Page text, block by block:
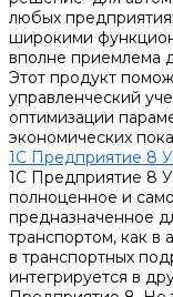
любых
широкими
вполне приемлема
Этот продукт
управленческий
оптимизации
экономических
1С Предприятие 8
1С Предприятие 8
полноценное и
предназначенное
транспортом, как в
в транспортных
интегрируется в